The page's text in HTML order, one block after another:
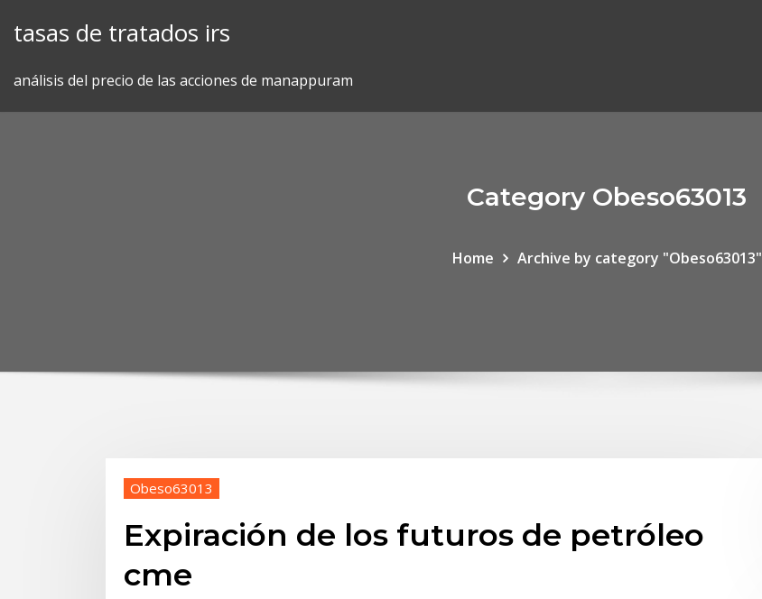
tasas de tratados irs
análisis del precio de las acciones de manappuram
Category Obeso63013
Home Archive by category "Obeso63013"
Obeso63013
Expiración de los futuros de petróleo
cme